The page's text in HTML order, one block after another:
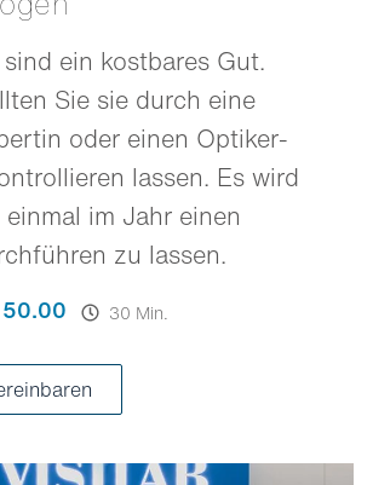
ein kostbares Gut.
Sie sie durch eine
oder einen Optiker-
lassen. Es wird
im Jahr einen
zu lassen.
50.00 30 Min.